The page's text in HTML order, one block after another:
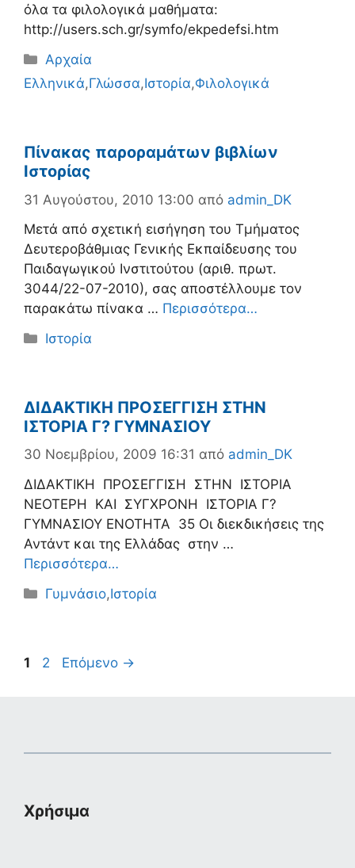
όλα τα φιλολογικά μαθήματα:
http://users.sch.gr/symfo/ekpedefsi.htm
Κατηγορίες
Αρχαία
Ελληνικά,Γλώσσα,Ιστορία,Φιλολογικά
Πίνακας παροραμάτων βιβλίων
Ιστορίας
31 Αυγούστου, 2010 13:00 από admin_DK
Μετά από σχετική εισήγηση του Τμήματος
Δευτεροβάθμιας Γενικής Εκπαίδευσης του
Παιδαγωγικού Ινστιτούτου (αριθ. πρωτ.
3044/22-07-2010), σας αποστέλλουμε τον
παρακάτω πίνακα … Περισσότερα…
Κατηγορίες
Ιστορία
ΔΙΔΑΚΤΙΚΗ ΠΡΟΣΕΓΓΙΣΗ ΣΤΗΝ
ΙΣΤΟΡΙΑ Γ? ΓΥΜΝΑΣΙΟΥ
30 Νοεμβρίου, 2009 16:31 από admin_DK
ΔΙΔΑΚΤΙΚΗ ΠΡΟΣΕΓΓΙΣΗ ΣΤΗΝ ΙΣΤΟΡΙΑ
ΝΕΟΤΕΡΗ ΚΑΙ ΣΥΓΧΡΟΝΗ ΙΣΤΟΡΙΑ Γ?
ΓΥΜΝΑΣΙΟΥ ΕΝΟΤΗΤΑ 35 Οι διεκδικήσεις της
Αντάντ και της Ελλάδας στην …
Περισσότερα…
Κατηγορίες
Γυμνάσιο,Ιστορία
Σελίδα
1 Σελίδα
2 Επόμενο →
Χρήσιμα